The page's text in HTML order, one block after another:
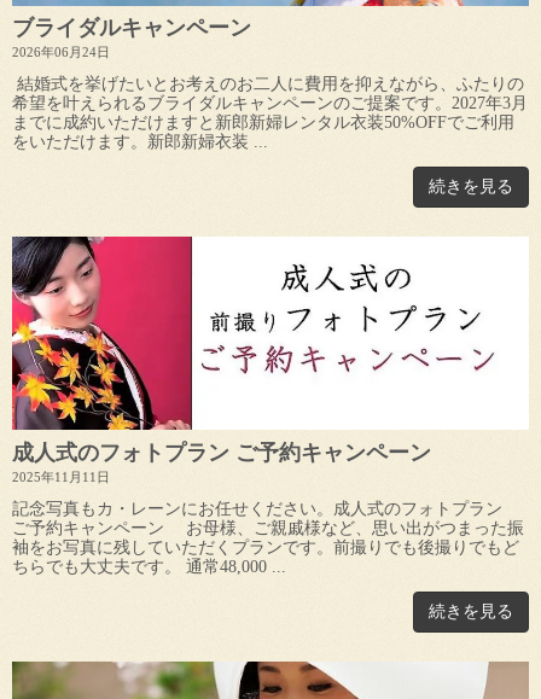
ブライダルキャンペーン
2026年06月24日
結婚式を挙げたいとお考えのお二人に費用を抑えながら、ふたりの
希望を叶えられるブライダルキャンペーンのご提案です。2027年3月
までに成約いただけますと新郎新婦レンタル衣装50%OFFでご利用
をいただけます。新郎新婦衣装 ...
続きを見る
成人式のフォトプラン ご予約キャンペーン
2025年11月11日
記念写真もカ・レーンにお任せください。成人式のフォトプラン
ご予約キャンペーン お母様、ご親戚様など、思い出がつまった振
袖をお写真に残していただくプランです。前撮りでも後撮りでもど
ちらでも大丈夫です。 通常48,000 ...
続きを見る